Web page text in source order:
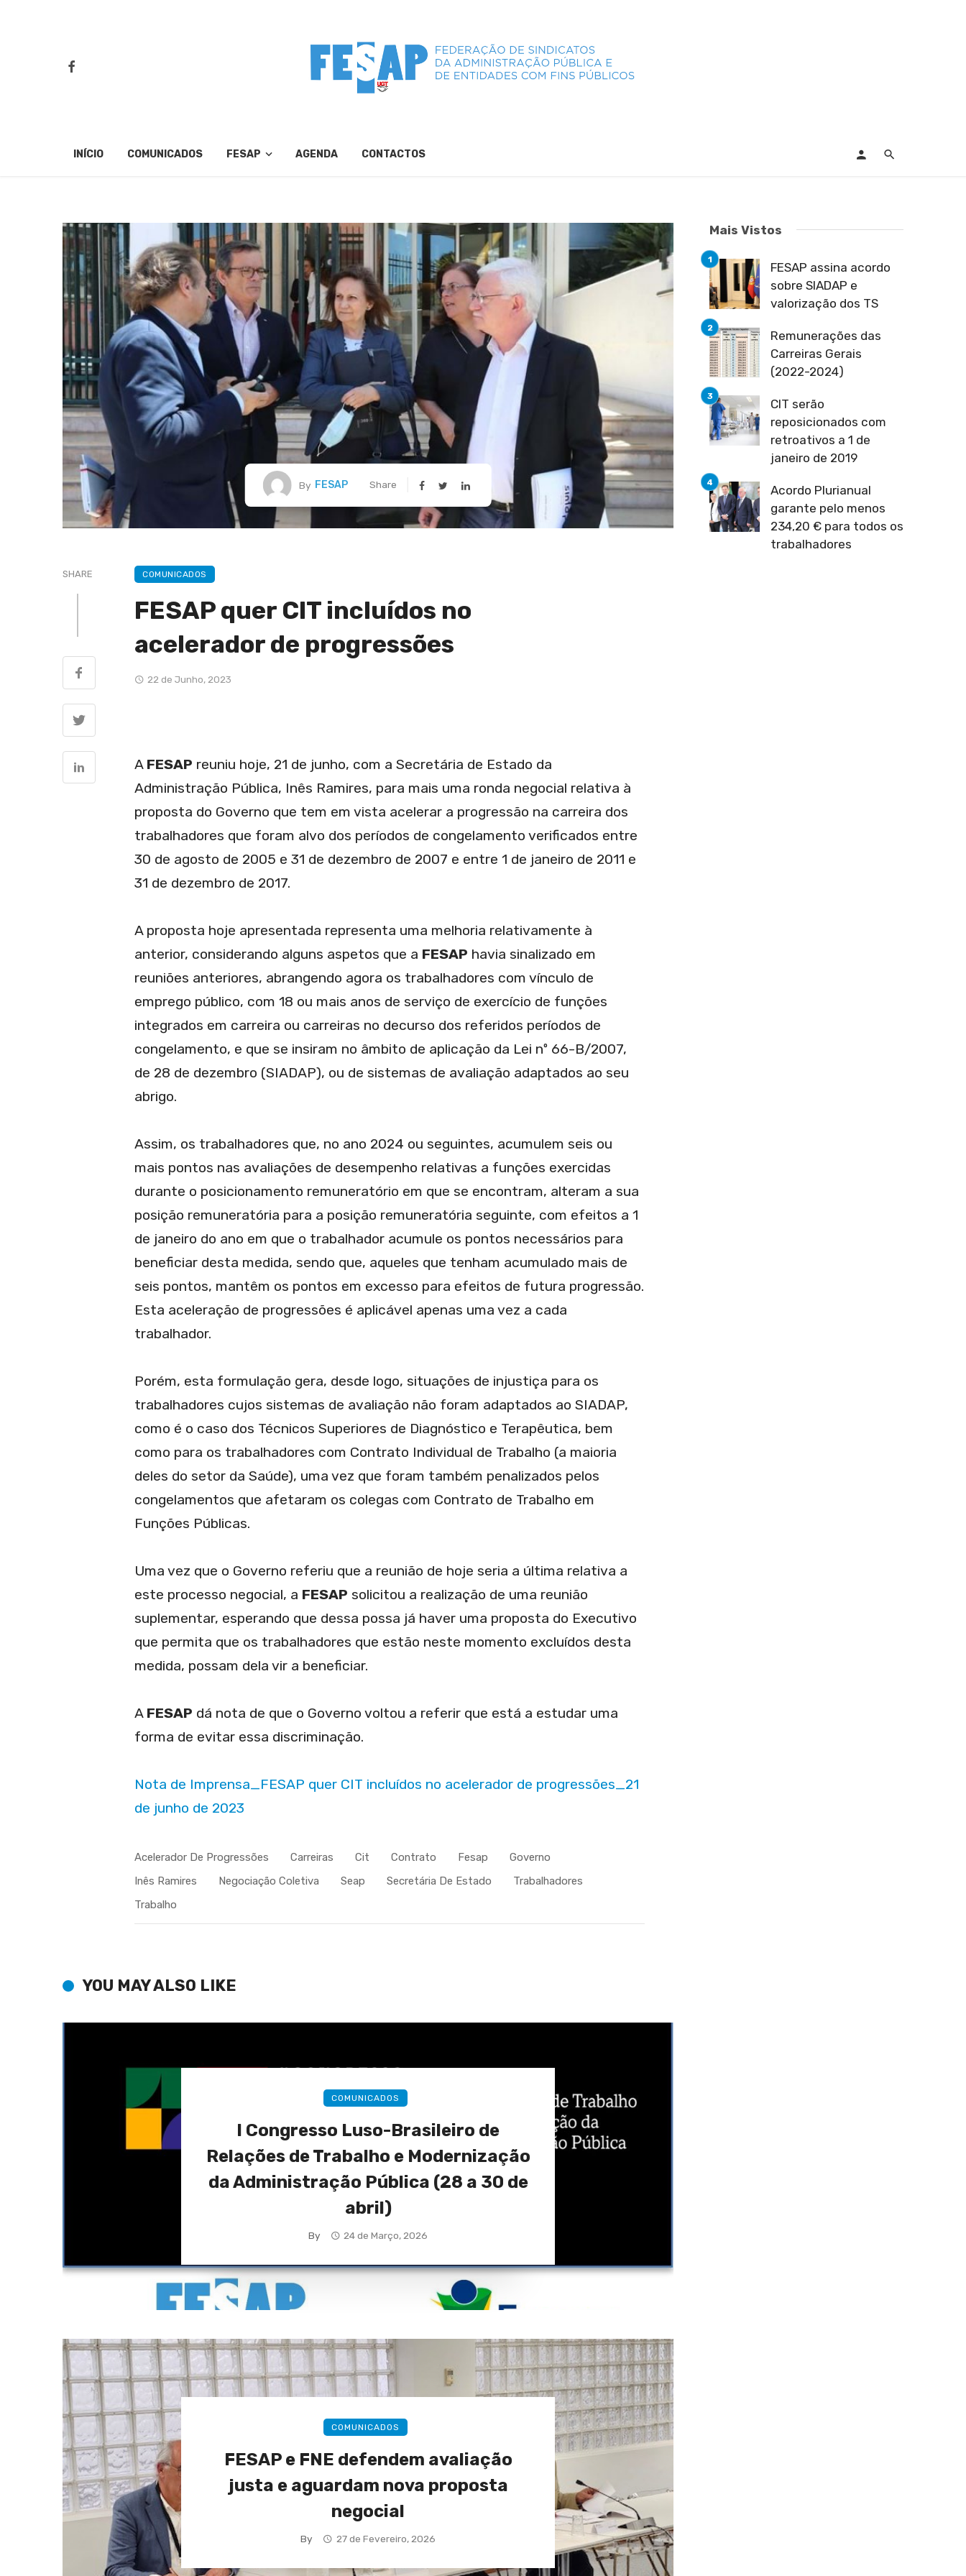
INÍCIO COMUNICADOS FESAP AGENDA CONTACTOS
By FESAP Share
SHARE COMUNICADOS
FESAP quer CIT incluídos no
acelerador de progressões
22 de Junho, 2023
A FESAP reuniu hoje, 21 de junho, com a Secretária de Estado da
Administração Pública, Inês Ramires, para mais uma ronda negocial relativa à
proposta do Governo que tem em vista acelerar a progressão na carreira dos
trabalhadores que foram alvo dos períodos de congelamento verificados entre
30 de agosto de 2005 e 31 de dezembro de 2007 e entre 1 de janeiro de 2011 e
31 de dezembro de 2017.
A proposta hoje apresentada representa uma melhoria relativamente à
anterior, considerando alguns aspetos que a FESAP havia sinalizado em
reuniões anteriores, abrangendo agora os trabalhadores com vínculo de
emprego público, com 18 ou mais anos de serviço de exercício de funções
integrados em carreira ou carreiras no decurso dos referidos períodos de
congelamento, e que se insiram no âmbito de aplicação da Lei nº 66-B/2007,
de 28 de dezembro (SIADAP), ou de sistemas de avaliação adaptados ao seu
abrigo.
Assim, os trabalhadores que, no ano 2024 ou seguintes, acumulem seis ou
mais pontos nas avaliações de desempenho relativas a funções exercidas
durante o posicionamento remuneratório em que se encontram, alteram a sua
posição remuneratória para a posição remuneratória seguinte, com efeitos a 1
de janeiro do ano em que o trabalhador acumule os pontos necessários para
beneficiar desta medida, sendo que, aqueles que tenham acumulado mais de
seis pontos, mantêm os pontos em excesso para efeitos de futura progressão.
Esta aceleração de progressões é aplicável apenas uma vez a cada
trabalhador.
Porém, esta formulação gera, desde logo, situações de injustiça para os
trabalhadores cujos sistemas de avaliação não foram adaptados ao SIADAP,
como é o caso dos Técnicos Superiores de Diagnóstico e Terapêutica, bem
como para os trabalhadores com Contrato Individual de Trabalho (a maioria
deles do setor da Saúde), uma vez que foram também penalizados pelos
congelamentos que afetaram os colegas com Contrato de Trabalho em
Funções Públicas.
Uma vez que o Governo referiu que a reunião de hoje seria a última relativa a
este processo negocial, a FESAP solicitou a realização de uma reunião
suplementar, esperando que dessa possa já haver uma proposta do Executivo
que permita que os trabalhadores que estão neste momento excluídos desta
medida, possam dela vir a beneficiar.
A FESAP dá nota de que o Governo voltou a referir que está a estudar uma
forma de evitar essa discriminação.
Nota de Imprensa_FESAP quer CIT incluídos no acelerador de progressões_21
de junho de 2023
Acelerador De Progressões Carreiras Cit Contrato Fesap
Governo
Inês Ramires
Negociação Coletiva Seap Secretária De Estado
Trabalhadores
Trabalho
YOU MAY ALSO LIKE
COMUNICADOS
I Congresso Luso-Brasileiro de
Relações de Trabalho e Modernização
da Administração Pública (28 a 30 de
abril)
By 24 de Março, 2026
COMUNICADOS
FESAP e FNE defendem avaliação
justa e aguardam nova proposta
negocial
By 27 de Fevereiro, 2026
Mais Vistos
FESAP assina acordo
sobre SIADAP e
valorização dos TS
Remunerações das
Carreiras Gerais
(2022-2024)
CIT serão
reposicionados com
retroativos a 1 de
janeiro de 2019
Acordo Plurianual
garante pelo menos
234,20 € para todos os
trabalhadores